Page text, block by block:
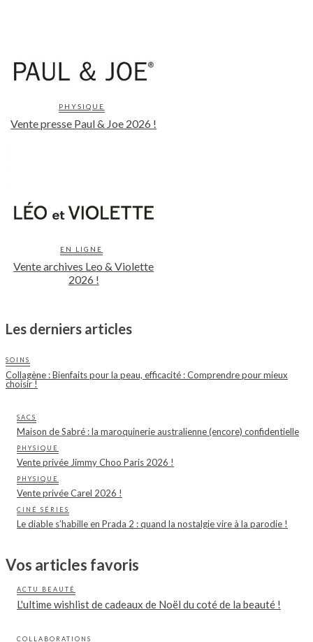
PHYSIQUE
Vente presse Paul & Joe 2026 !
EN LIGNE
Vente archives Leo & Violette
2026 !
Les derniers articles
SOINS
Collagène : Bienfaits pour la peau, efficacité : Comprendre pour mieux
choisir !
SACS
Maison de Sabré : la maroquinerie australienne (encore) confidentielle
PHYSIQUE
Vente privée Jimmy Choo Paris 2026 !
PHYSIQUE
Vente privée Carel 2026 !
CINÉ SÉRIES
Le diable s’habille en Prada 2 : quand la nostalgie vire à la parodie !
Vos articles favoris
ACTU BEAUTÉ
L'ultime wishlist de cadeaux de Noël du coté de la beauté !
COLLABORATIONS